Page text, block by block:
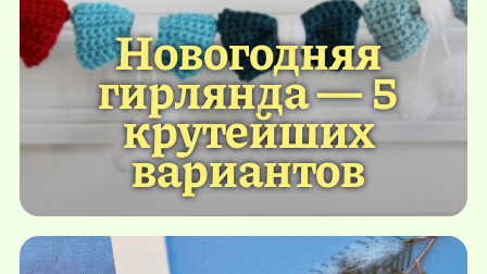
Новогодняя
гирлянда — 5
крутейших
вариантов